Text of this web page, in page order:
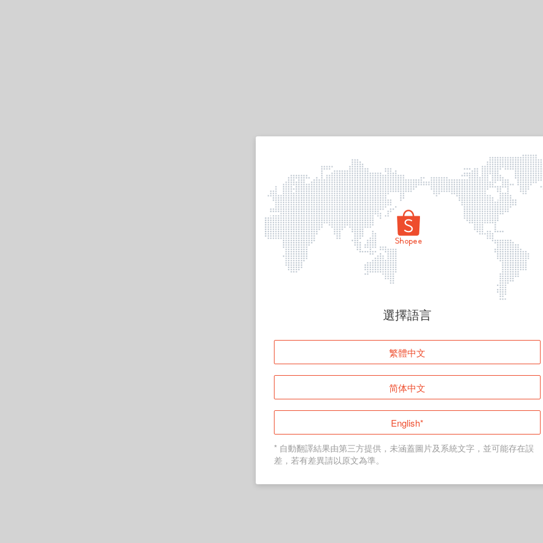
頁面無法顯示
登入
返回首頁
選擇語言
繁體中文
简体中文
English*
* 自動翻譯結果由第三方提供，未涵蓋圖片及系統文字，並可能存在誤
差，若有差異請以原文為準。